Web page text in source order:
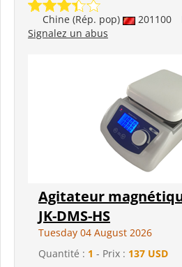
Chine (Rép. pop) 201100
Signalez un abus
Agitateur
JK-DMS-HS
Tuesday 04 August 2026
Quantité : 1 - Prix : 137 USD